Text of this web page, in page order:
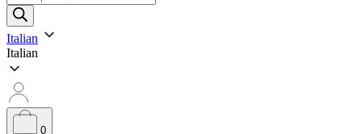
prodotti
Italian
Italian
0